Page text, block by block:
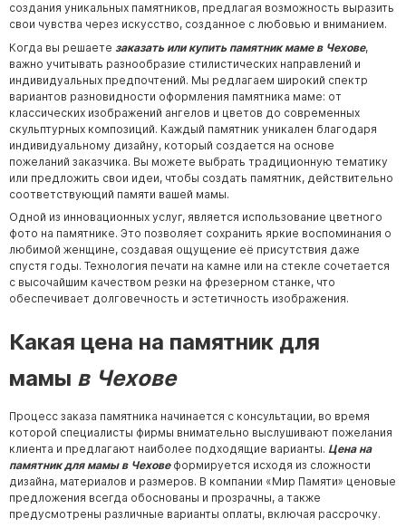
создания уникальных памятников, предлагая возможность выразить
свои чувства через искусство, созданное с любовью и вниманием.
Когда вы решаете заказать или купить памятник маме в Чехове,
важно учитывать разнообразие стилистических направлений и
индивидуальных предпочтений. Мы редлагаем широкий спектр
вариантов разновидности оформления памятника маме: от
классических изображений ангелов и цветов до современных
скульптурных композиций. Каждый памятник уникален благодаря
индивидуальному дизайну, который создается на основе
пожеланий заказчика. Вы можете выбрать традиционную тематику
или предложить свои идеи, чтобы создать памятник, действительно
соответствующий памяти вашей мамы.
Одной из инновационных услуг, является использование цветного
фото на памятнике. Это позволяет сохранить яркие воспоминания о
любимой женщине, создавая ощущение её присутствия даже
спустя годы. Технология печати на камне или на стекле сочетается
с высочайшим качеством резки на фрезерном станке, что
обеспечивает долговечность и эстетичность изображения.
Какая цена на памятник для
мамы в Чехове
Процесс заказа памятника начинается с консультации, во время
которой специалисты фирмы внимательно выслушивают пожелания
клиента и предлагают наиболее подходящие варианты. Цена на
памятник для мамы в Чеховеформируется исходя из сложности
дизайна, материалов и размеров. В компании «Мир Памяти» ценовые
предложения всегда обоснованы и прозрачны, а также
предусмотрены различные варианты оплаты, включая рассрочку.